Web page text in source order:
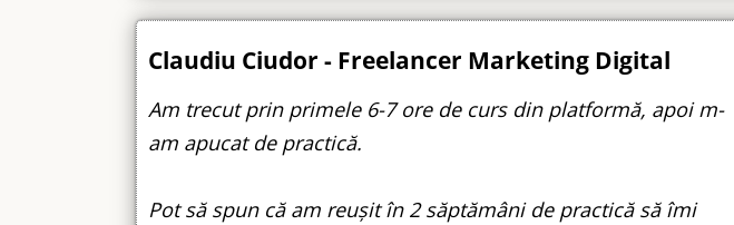
Claudiu Ciudor - Freelancer Marketing Digital
Am trecut prin primele 6-7 ore de curs din platformă, apoi m-
am apucat de practică.
Pot să spun că am reușit în 2 săptămâni de practică să îmi